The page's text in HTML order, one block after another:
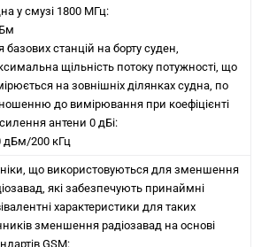
у смузі 1800 МГц:
базових станцій на борту суден,
щільність потоку потужності, що
на зовнішніх ділянках судна, по
до вимірювання при коефіцієнті
антени 0 дБі:
дБм/200 кГц
що використовуються для зменшення
які забезпечують принаймні
характеристики для таких
зменшення радіозавад на основі
GSM: